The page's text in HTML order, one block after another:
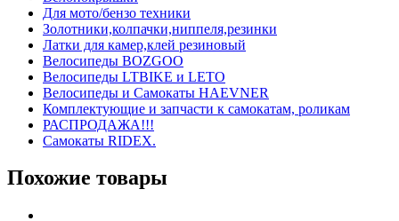
Для мото/бензо техники
Золотники,колпачки,ниппеля,резинки
Латки для камер,клей резиновый
Велосипеды BOZGOO
Велосипеды LTBIKE и LETO
Велосипеды и Самокаты HAEVNER
Комплектующие и запчасти к самокатам, роликам
РАСПРОДАЖА!!!
Самокаты RIDEX.
Похожие товары